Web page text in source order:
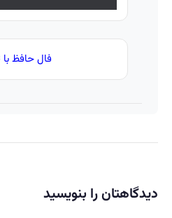
فال حافظ با
دیدگاهتان را بنویسید